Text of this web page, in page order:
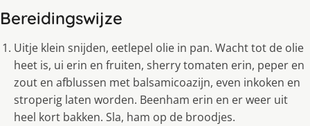
Bereidingswijze
Uitje klein snijden, eetlepel olie in pan. Wacht tot de olie
heet is, ui erin en fruiten, sherry tomaten erin, peper en
zout en afblussen met balsamicoazijn, even inkoken en
stroperig laten worden. Beenham erin en er weer uit
heel kort bakken. Sla, ham op de broodjes.